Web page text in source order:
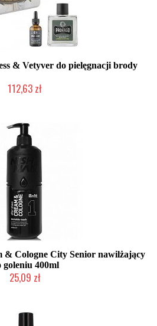
& Vetyver do pielęgnacji brody
112,63 zł
& Cologne City Senior nawilżający
goleniu 400ml
25,09 zł